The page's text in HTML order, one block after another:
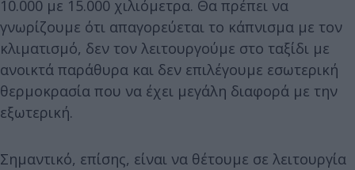
10.000 με 15.000 χιλιόμετρα. Θα πρέπει να
γνωρίζουμε ότι απαγορεύεται το κάπνισμα με τον
κλιματισμό, δεν τον λειτουργούμε στο ταξίδι με
ανοικτά παράθυρα και δεν επιλέγουμε εσωτερική
θερμοκρασία που να έχει μεγάλη διαφορά με την
εξωτερική.
Σημαντικό, επίσης, είναι να θέτουμε σε λειτουργία